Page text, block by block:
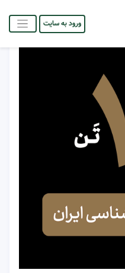
ورود به سایت